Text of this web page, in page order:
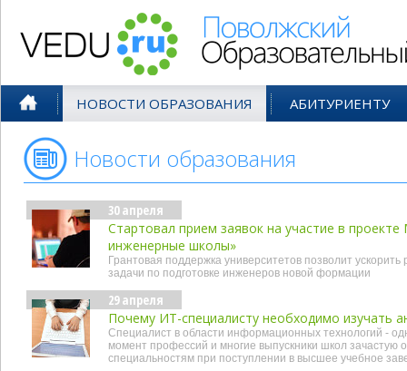
НОВОСТИ ОБРАЗОВАНИЯ АБИТУРИЕНТУ
Новости образования
30 апреля
Стартовал прием заявок на участие в
инженерные школы»
Грантовая поддержка университетов позволит
задачи по подготовке инженеров новой формации
29 апреля
Почему ИТ-специалисту необходимо изучать
Специалист в области информационных технологий -
момент профессий и многие выпускники школ
специальностям при поступлении в высшее учебное